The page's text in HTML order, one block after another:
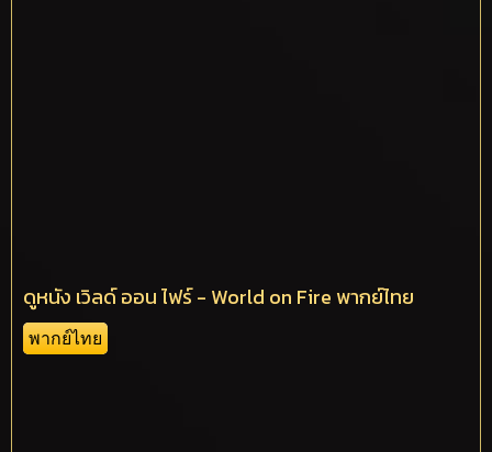
ดูหนัง เวิลด์ ออน ไฟร์ - World on Fire พากย์ไทย
พากย์ไทย